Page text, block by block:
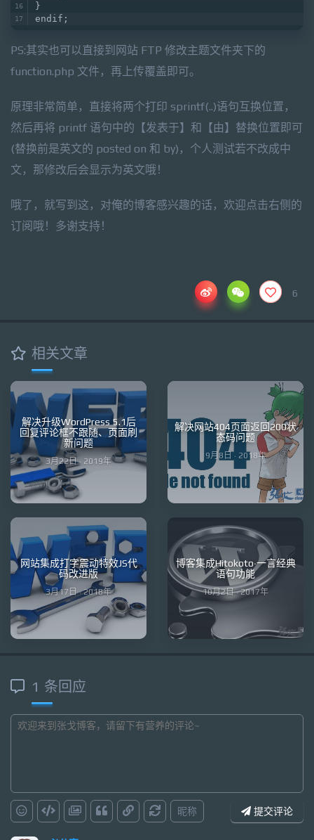
}
endif;
PS:其实也可以直接到网站 FTP 修改主题文件夹下的
function.php 文件，再上传覆盖即可。
原理非常简单，直接将两个打印 sprintf(..)语句互换位置，
然后再将 printf 语句中的【发表于】和【由】替换位置即可
(替换前是英文的 posted on 和 by)，个人测试若不改成中
文，那修改后会显示为英文哦！
哦了，就写到这，对俺的博客感兴趣的话，欢迎点击右侧的
订阅哦！多谢支持！
6
相关文章
解决升级WordPress 5.1后
回复评论框不跟随、页面刷
新问题
3月22日 · 2019年
解决网站404页面返回200状
态码问题
9月8日 · 2018年
网站集成打字震动特效JS代
码改进版
3月17日 · 2018年
博客集成Hitokoto·一言经典
语句功能
10月2日 · 2017年
1 条回应
昵称 提交评论